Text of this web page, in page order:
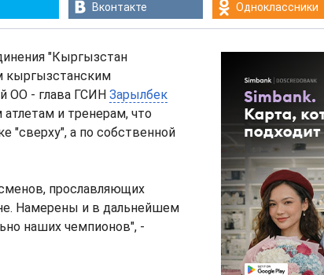
Вконтакте Одноклассники
"Кыргызстан
кыргызстанским
ОО - глава ГСИН Зарылбек
и тренерам, что
"сверху", а по собственной
прославляющих
Намерены и в дальнейшем
наших чемпионов", -